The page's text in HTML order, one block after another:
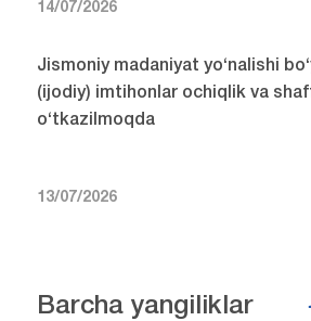
14/07/2026
Jismoniy madaniyat yo‘nalishi
(ijodiy) imtihonlar ochiqlik va
o‘tkazilmoqda
13/07/2026
Barcha yangiliklar